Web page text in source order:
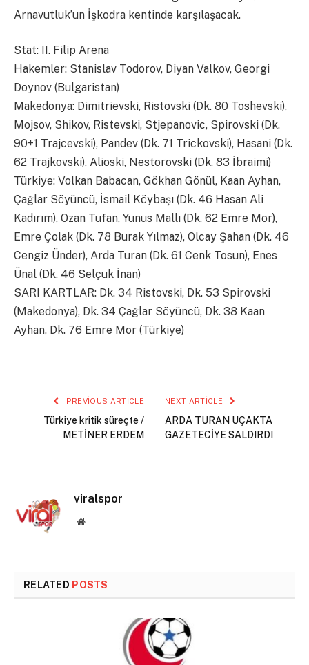
Arnavutluk’un İşkodra kentinde karşılaşacak.
Stat: II. Filip Arena
Hakemler: Stanislav Todorov, Diyan Valkov, Georgi
Doynov (Bulgaristan)
Makedonya: Dimitrievski, Ristovski (Dk. 80 Toshevski),
Mojsov, Shikov, Ristevski, Stjepanovic, Spirovski (Dk.
90+1 Trajcevski), Pandev (Dk. 71 Trickovski), Hasani (Dk.
62 Trajkovski), Alioski, Nestorovski (Dk. 83 İbraimi)
Türkiye: Volkan Babacan, Gökhan Gönül, Kaan Ayhan,
Çağlar Söyüncü, İsmail Köybaşı (Dk. 46 Hasan Ali
Kadırım), Ozan Tufan, Yunus Mallı (Dk. 62 Emre Mor),
Emre Çolak (Dk. 78 Burak Yılmaz), Olcay Şahan (Dk. 46
Cengiz Ünder), Arda Turan (Dk. 61 Cenk Tosun), Enes
Ünal (Dk. 46 Selçuk İnan)
SARI KARTLAR: Dk. 34 Ristovski, Dk. 53 Spirovski
(Makedonya), Dk. 34 Çağlar Söyüncü, Dk. 38 Kaan
Ayhan, Dk. 76 Emre Mor (Türkiye)
PREVIOUS ARTICLE
Türkiye kritik süreçte /
METİNER ERDEM
NEXT ARTICLE
ARDA TURAN UÇAKTA
GAZETECİYE SALDIRDI
viralspor
Website
RELATED POSTS